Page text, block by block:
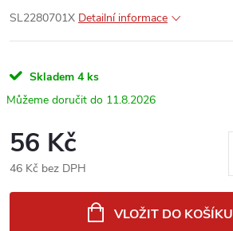
SL2280701X Detailní informace
Skladem 4 ks
11.8.2026
56 Kč
46 Kč bez DPH
VLOŽIT DO KOŠÍKU